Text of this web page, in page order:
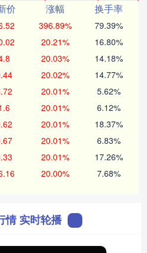
价 涨幅
换手率
396.89% 79.39%
20.21% 16.80%
20.03% 14.18%
20.02% 14.77%
20.01% 5.62%
20.01% 6.12%
20.01% 18.37%
20.01% 6.83%
20.01% 17.26%
20.00% 7.68%
情 实时轮播